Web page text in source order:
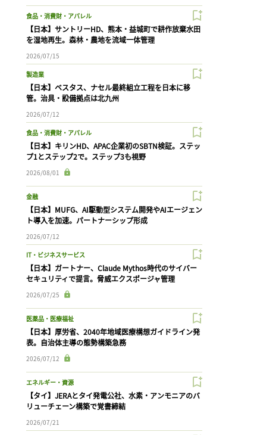
食品・消費財・アパレル
【日本】サントリーHD、熊本・益城町で耕作放棄水田
を湿地再生。森林・農地を流域一体管理
2026/07/15
製造業
【日本】ベスタス、ナセル最終組立工程を日本に移
管。治具・設備拠点は北九州
2026/07/12
食品・消費財・アパレル
【日本】キリンHD、APAC企業初のSBTN検証。ステッ
プ1とステップ2で。ステップ3も視野
2026/08/01
金融
【日本】MUFG、AI駆動型システム開発やAIエージェン
ト導入を加速。パートナーシップ形成
2026/07/12
IT・ビジネスサービス
【日本】ガートナー、Claude Mythos時代のサイバー
セキュリティで提言。脅威エクスポージャ管理
2026/07/25
医薬品・医療福祉
【日本】厚労省、2040年地域医療構想ガイドライン発
表。自治体主導の態勢構築急務
2026/07/12
エネルギー・資源
【タイ】JERAとタイ発電公社、水素・アンモニアのバ
リューチェーン構築で覚書締結
2026/07/21